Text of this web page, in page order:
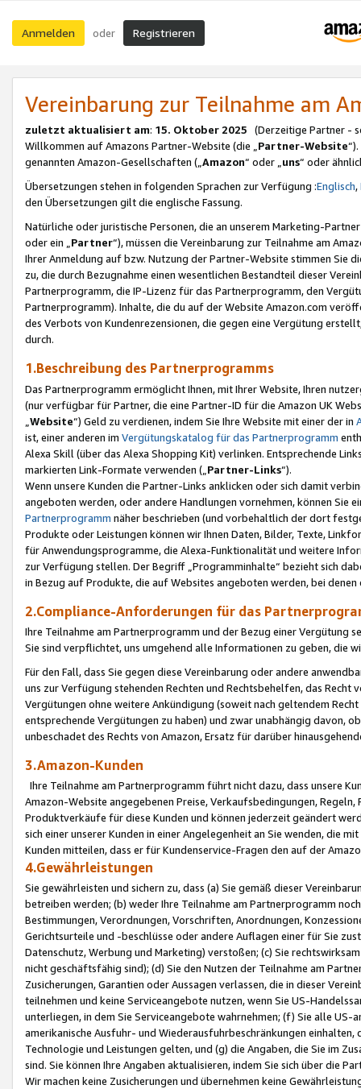
Anmelden oder Registrieren
Vereinbarung zur Teilnahme am
zuletzt aktualisiert am: 15. Oktober 2025 (Derzeitige Partner -
Willkommen auf Amazons Partner-Website (die „Partner-Website
genannten Amazon-Gesellschaften („Amazon“ oder „uns“ oder
Übersetzungen stehen in folgenden Sprachen zur Verfügung :Englisch,
den Übersetzungen gilt die englische Fassung.
Natürliche oder juristische Personen, die an unserem Marketing-
oder ein „Partner“), müssen die Vereinbarung zur Teilnahme am
Ihrer Anmeldung auf bzw. Nutzung der Partner-Website stimmen Sie
zu, die durch Bezugnahme einen wesentlichen Bestandteil dieser
Partnerprogramm, die IP-Lizenz für das Partnerprogramm, den
Partnerprogramm). Inhalte, die du auf der Website Amazon.com
des Verbots von Kundenrezensionen, die gegen eine Vergütung
durch.
1.Beschreibung des Partnerprogramms
Das Partnerprogramm ermöglicht Ihnen, mit Ihrer Website, Ihren
(nur verfügbar für Partner, die eine Partner-ID für die Amazon UK
Website“) Geld zu verdienen, indem Sie Ihre Website mit einer der in
ist, einer anderen im Vergütungskatalog für das Partnerprogramm
Alexa Skill (über das Alexa Shopping Kit) verlinken. Entsprechende
markierten Link-Formate verwenden („ Partner-Links“).
Wenn unsere Kunden die Partner-Links anklicken oder sich damit
angeboten werden, oder andere Handlungen vornehmen, können Sie
Partnerprogramm näher beschrieben (und vorbehaltlich der dort
Produkte oder Leistungen können wir Ihnen Daten, Bilder, Texte,
für Anwendungsprogramme, die Alexa-Funktionalität und weitere
zur Verfügung stellen. Der Begriff „Programminhalte“ bezieht sich
in Bezug auf Produkte, die auf Websites angeboten werden, bei
2.Compliance-Anforderungen für das
Ihre Teilnahme am Partnerprogramm und der Bezug einer Vergütung
Sie sind verpflichtet, uns umgehend alle Informationen zu geben, die
Für den Fall, dass Sie gegen diese Vereinbarung oder andere
uns zur Verfügung stehenden Rechten und Rechtsbehelfen, das
Vergütungen ohne weitere Ankündigung (soweit nach geltendem
entsprechende Vergütungen zu haben) und zwar unabhängig davon,
unbeschadet des Rechts von Amazon, Ersatz für darüber
3.Amazon-Kunden
Ihre Teilnahme am Partnerprogramm führt nicht dazu, dass unsere
Amazon-Website angegebenen Preise, Verkaufsbedingungen,
Produktverkäufe für diese Kunden und können jederzeit geändert
sich einer unserer Kunden in einer Angelegenheit an Sie wenden, die
Kunden mitteilen, dass er für Kundenservice-Fragen den auf der
4.Gewährleistungen
Sie gewährleisten und sichern zu, dass (a) Sie gemäß dieser
betreiben werden; (b) weder Ihre Teilnahme am Partnerprogramm
Bestimmungen, Verordnungen, Vorschriften, Anordnungen,
Gerichtsurteile und -beschlüsse oder andere Auflagen einer für Sie
Datenschutz, Werbung und Marketing) verstoßen; (c) Sie
nicht geschäftsfähig sind); (d) Sie den Nutzen der Teilnahme am
Zusicherungen, Garantien oder Aussagen verlassen, die in dieser
teilnehmen und keine Serviceangebote nutzen, wenn Sie US-
unterliegen, in dem Sie Serviceangebote wahrnehmen; (f) Sie alle
amerikanische Ausfuhr- und Wiederausfuhrbeschränkungen
Technologie und Leistungen gelten, und (g) die Angaben, die Sie im
sind. Sie können Ihre Angaben aktualisieren, indem Sie sich über die
Wir machen keine Zusicherungen und übernehmen keine